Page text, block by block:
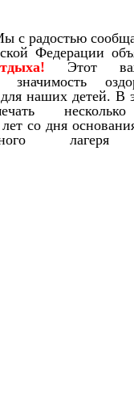
Федерации
Этот
значимость
наших детей. В
со дня